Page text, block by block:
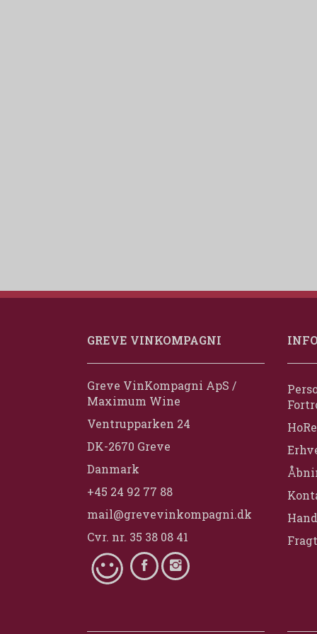
GREVE VINKOMPAGNI
Greve VinKompagni ApS /
Maximum Wine
Ventrupparken 24
DK-2670 Greve
Danmark
+45 24 92 77 88
mail@grevevinkompagni.dk
Cvr. nr. 35 38 08 41